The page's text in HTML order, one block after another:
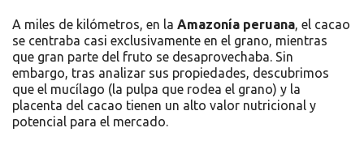
A miles de kilómetros, en la Amazonía peruana , el cacao
se centraba casi exclusivamente en el grano, mientras
que gran parte del fruto se desaprovechaba. Sin
embargo, tras analizar sus propiedades, descubrimos
que el mucílago (la pulpa que rodea el grano) y la
placenta del cacao tienen un alto valor nutricional y
potencial para el mercado.